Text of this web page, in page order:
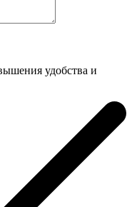
удобства и